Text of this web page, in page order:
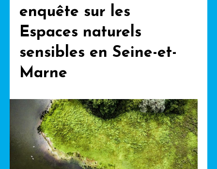
enquête sur les
Espaces naturels
sensibles en Seine-et-
Marne